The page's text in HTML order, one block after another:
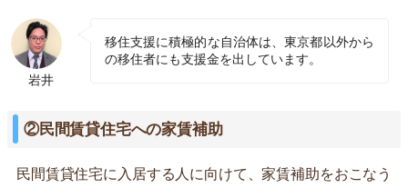
岩井
移住支援に積極的な自治体は、東京都以外から
の移住者にも支援金を出しています。
②民間賃貸住宅への家賃補助
民間賃貸住宅に入居する人に向けて、家賃補助をおこなう